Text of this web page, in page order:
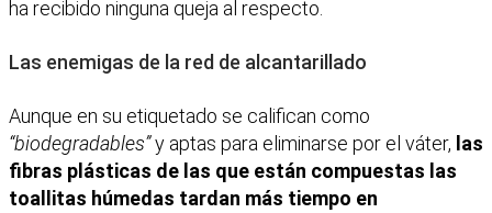
ha recibido ninguna queja al respecto.
Las enemigas de la red de alcantarillado
Aunque en su etiquetado se califican como
“biodegradables”y aptas para eliminarse por el váter, las
fibras plásticas de las que están compuestas las
toallitas húmedas tardan más tiempo en